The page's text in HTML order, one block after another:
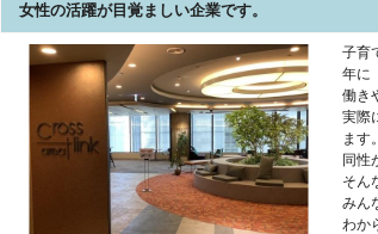
女性の活躍が目覚ましい企業です。
子育
年に
働き
実際
ます。
同性
そん
みん
わか